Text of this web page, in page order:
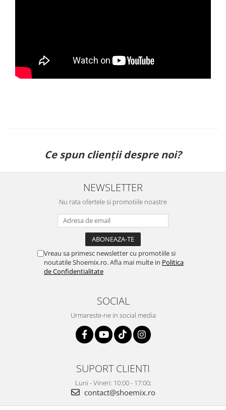
Ce spun clienții despre noi?
NEWSLETTER
Nu rata ofertele si promotiile noastre
Vreau sa primesc newsletter cu promotiile si
noutatile Shoemix.ro. Afla mai multe in Politica
de Confidentialitate
SOCIAL
Urmareste-ne in social media
SUPORT CLIENTI
Luni - Vineri: 10:00 - 17:00;
contact@shoemix.ro